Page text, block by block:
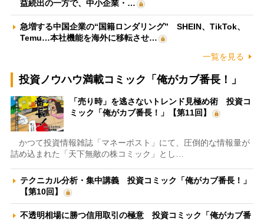
益続出の一方で、中小企業・…
急増する中国企業の“国籍ロンダリング” SHEIN、TikTok、
Temu…本社機能を海外に移転させ…
一覧を見る
投資ノウハウ満載コミック「俺がカブ番長！」
「売り時」を逃さないトレンド見極め術 投資コ
ミック「俺がカブ番長！」【第11回】
かつて投資情報雑誌「マネーポスト」にて、圧倒的な情報量が
詰め込まれた「天下無敵の株コミック」とし…
テクニカル分析・集中講義 投資コミック「俺がカブ番長！」
【第10回】
不透明相場に勝つ信用取引の極意 投資コミック「俺がカブ番